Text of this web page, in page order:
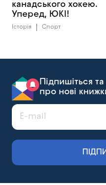
канадського хокею.
Уперед, ЮКІ!
Історія Спорт
Підпишіться
про нові